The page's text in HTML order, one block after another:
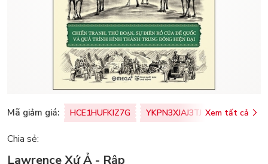
Mã giảm giá: HCE1HUFKIZ7G YKPN3XJAJ3TJ Xem tất cả
Chia sẻ:
Lawrence Xứ Ả - Rập